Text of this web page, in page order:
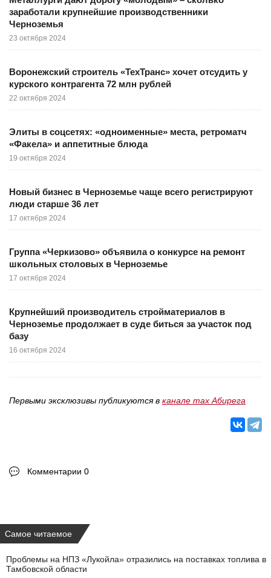
заработали крупнейшие производственники
Черноземья
23 октября 2024
Воронежский строитель «ТехТранс» хочет отсудить у
курского контрагента 72 млн рублей
22 октября 2024
Элиты в соцсетях: «одноименные» места, ретроматч
«Факела» и аппетитные блюда
19 октября 2024
Новый бизнес в Черноземье чаще всего регистрируют
люди старше 36 лет
17 октября 2024
Группа «Черкизово» объявила о конкурсе на ремонт
школьных столовых в Черноземье
17 октября 2024
Крупнейший производитель стройматериалов в
Черноземье продолжает в суде биться за участок под
базу
16 октября 2024
Первыми эксклюзивы публикуются в канале max Абирега
Комментарии 0
Самое читаемое
Проблемы на НПЗ «Лукойла» отразились на поставках топлива в
Тамбовской области